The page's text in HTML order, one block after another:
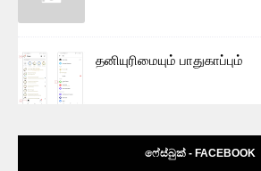
தனியுரிமையும் பாதுகாப்பும்
ෆේස්බුක් - FACEBOOK